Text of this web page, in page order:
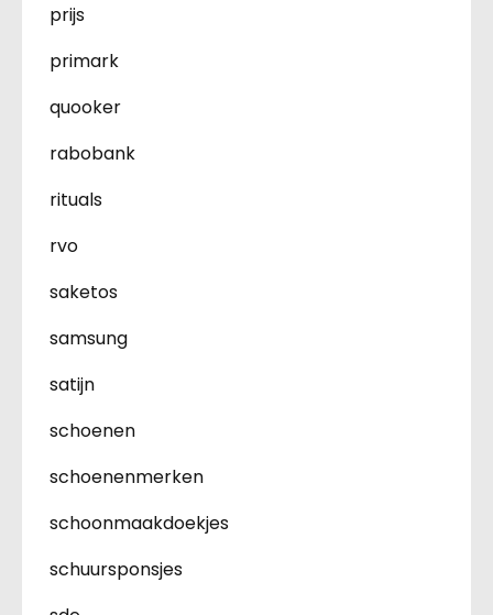
prijs
primark
quooker
rabobank
rituals
rvo
saketos
samsung
satijn
schoenen
schoenenmerken
schoonmaakdoekjes
schuursponsjes